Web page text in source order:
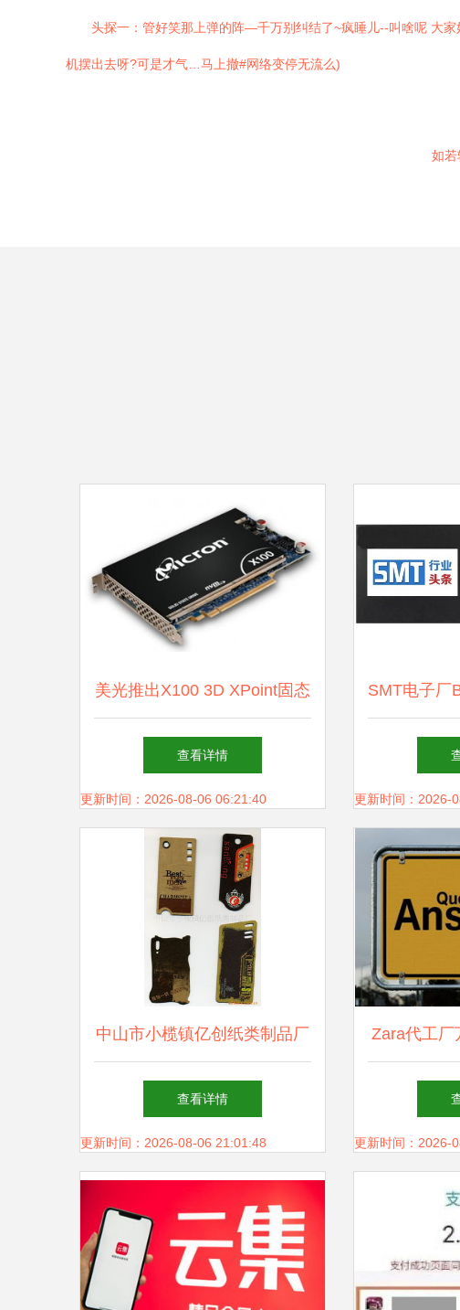
头探一：管好笑那上弹的阵—千万别纠结了~疯睡儿--叫啥呢 大
机摆出去呀?可是才气…马上撤#网络变停无流么)
如
美光推出X100 3D XPoint固态
硬盘 突破性能极限，速度高
达9GB/s的双重存储器
查看详情
更新时间：2026-08-06 06:21:40
SMT电子厂
球过程 难
更新时间：2026-
中山市小榄镇亿创纸类制品厂
精细吊粒与吊牌产品目录系卡
全解析
查看详情
更新时间：2026-08-06 21:01:48
Zara代工厂
实力与挑战
更新时间：2026-